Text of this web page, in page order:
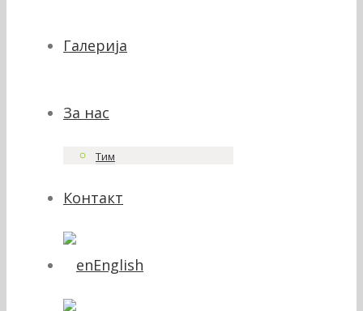
Галерија
За нас
Тим
Контакт
English